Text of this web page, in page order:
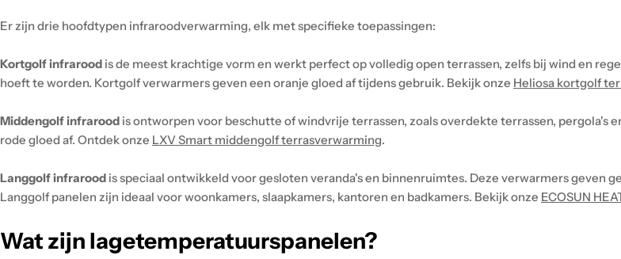
Er zijn drie hoofdtypen infraroodverwarming, elk met specifieke toepassingen:
Kortgolf infrarood is de meest krachtige vorm en werkt perfect op volledig open terrassen, zelfs bij wind en
hoeft te worden. Kortgolf verwarmers geven een oranje gloed af tijdens gebruik. Bekijk onze Heliosa kortgolf
Middengolf infrarood is ontworpen voor beschutte of windvrije terrassen, zoals overdekte terrassen,
rode gloed af. Ontdek onze LXV Smart middengolf terrasverwarming.
Langgolf infrarood is speciaal ontwikkeld voor gesloten veranda's en binnenruimtes. Deze verwarmers geven
Langgolf panelen zijn ideaal voor woonkamers, slaapkamers, kantoren en badkamers. Bekijk onze ECOSUN
Wat zijn lagetemperatuurspanelen?